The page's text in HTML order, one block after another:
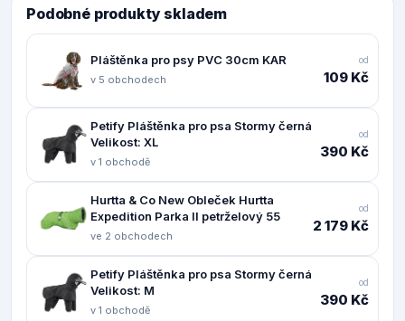
Podobné produkty skladem
Pláštěnka pro psy PVC 30cm KAR
v 5 obchodech
od
109 Kč
Petify Pláštěnka pro psa Stormy černá
Velikost: XL
v 1 obchodě
od
390 Kč
Hurtta & Co New Obleček Hurtta
Expedition Parka II petrželový 55
ve 2 obchodech
od
2 179 Kč
Petify Pláštěnka pro psa Stormy černá
Velikost: M
v 1 obchodě
od
390 Kč